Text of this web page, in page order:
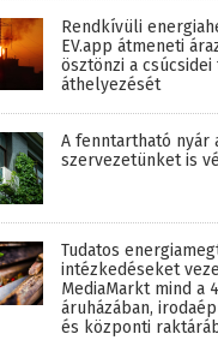
Rendkívüli
EV.app átmeneti
ösztönzi a
áthelyezését
A fenntartható nyár
szervezetünket is
Tudatos
intézkedéseket
MediaMarkt mind a
áruházában,
és központi